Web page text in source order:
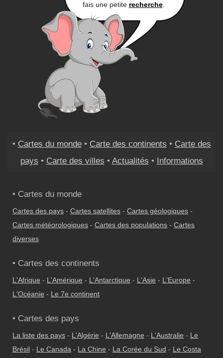
fais une petite recherche.
• Cartes du monde• Carte des continents • Carte des
pays • Carte des villes • Actualités • Informations
• Cartes du monde
Cartes des pays - Cartes satellites - Cartes géologiques -
Cartes météorologiques - Cartes des populations - Cartes
diverses
• Cartes des continents
L'Afrique - L'Amérique - L'Antarctique - L'Asie - L'Europe -
L'Océanie - Le 7e continent
• Cartes des pays
La liste des pays - L'Algérie - L'Allemagne - L'Australie - Le
Brésil - Le Canada - La Chine - La Corée du Sud - Le Costa